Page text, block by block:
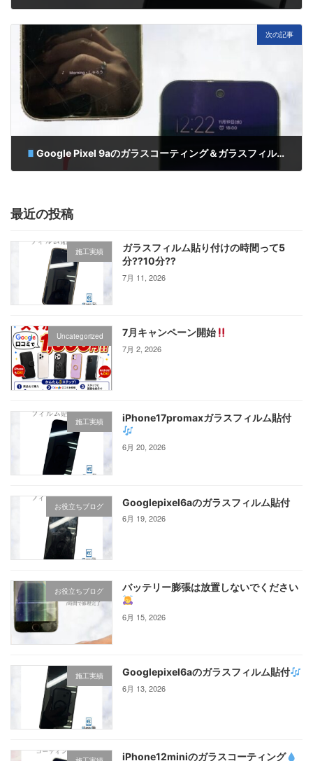
次の記事
Google Pixel 9aのガラスコーティング＆ガラスフィルム貼り付けを行いました！
最近の投稿
施工実績
ガラスフィルム貼り付けの時間って5
分⁇10分⁇
7月 11, 2026
Uncategorized 7月キャンペーン開始
7月 2, 2026
施工実績 iPhone17promaxガラスフィルム貼付
6月 20, 2026
お役立ちブログ Googlepixel6aのガラスフィルム貼付
6月 19, 2026
お役立ちブログ バッテリー膨張は放置しないでください
6月 15, 2026
施工実績 Googlepixel6aのガラスフィルム貼付
6月 13, 2026
iPhone12miniのガラスコーティング‪